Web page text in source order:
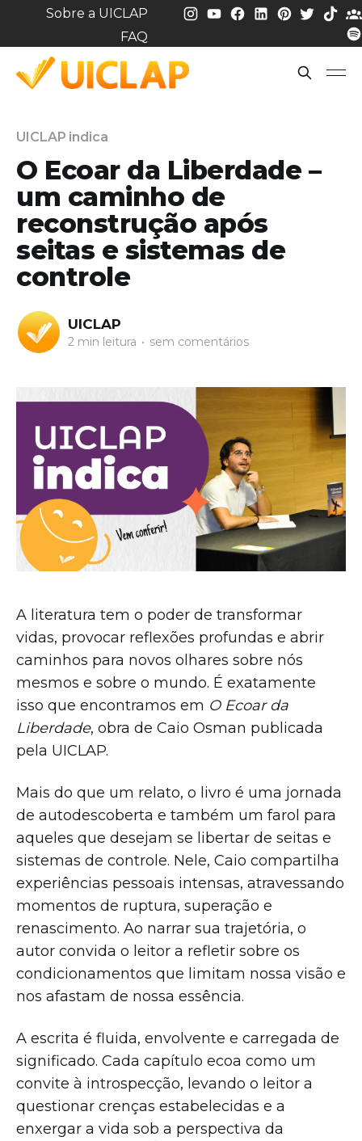
Sobre a UICLAP
FAQ
UICLAP indica
O Ecoar da Liberdade –
um caminho de
reconstrução após
seitas e sistemas de
controle
UICLAP
2 min leitura • sem comentários
A literatura tem o poder de transformar
vidas, provocar reflexões profundas e abrir
caminhos para novos olhares sobre nós
mesmos e sobre o mundo. É exatamente
isso que encontramos em O Ecoar da
Liberdade, obra de Caio Osman publicada
pela UICLAP.
Mais do que um relato, o livro é uma jornada
de autodescoberta e também um farol para
aqueles que desejam se libertar de seitas e
sistemas de controle. Nele, Caio compartilha
experiências pessoais intensas, atravessando
momentos de ruptura, superação e
renascimento. Ao narrar sua trajetória, o
autor convida o leitor a refletir sobre os
condicionamentos que limitam nossa visão e
nos afastam de nossa essência.
A escrita é fluida, envolvente e carregada de
significado. Cada capítulo ecoa como um
convite à introspecção, levando o leitor a
questionar crenças estabelecidas e a
enxergar a vida sob a perspectiva da